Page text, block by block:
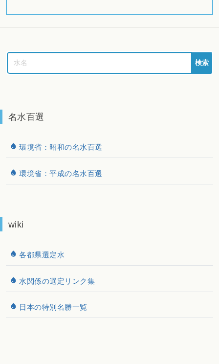
検索
名水百選
環境省：昭和の名水百選
環境省：平成の名水百選
wiki
各都県選定水
水関係の選定リンク集
日本の特別名勝一覧